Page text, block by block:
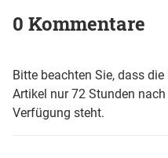
0 Kommentare
Bitte beachten Sie, dass
Artikel nur 72 Stunden
Verfügung steht.